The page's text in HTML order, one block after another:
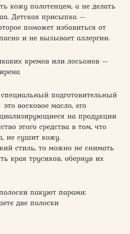
кожу полотенцем, а не делать
Детская присыпка —
поможет избавиться от
и не вызывает аллергии.
кремов или лосьонов —
подготовительный
восковое масло, его
на продукции
этого средства в том, что
не сушит кожу.
стиль, то можно не снимать
края трусиков, обернув их
пакуют парами:
две полоски